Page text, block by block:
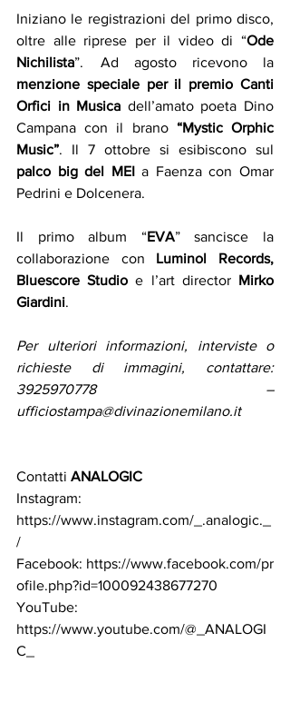
Iniziano le registrazioni del primo disco,
oltre alle riprese per il video di “Ode
Nichilista
menzione speciale per il premio Canti
Orfici in Musica dell’amato poeta Dino
Campana con il brano “Mystic Orphic
Music”
palco big del MEI a Faenza con Omar
Pedrini e Dolcenera.
Il primo album “EVA” sancisce la
collaborazione con Luminol Records,
Bluescore Studio e l’art director Mirko
Giardini.
Per ulteriori informazioni, interviste o
richieste di immagini, contattare:
3925970778 –
ufficiostampa@divinazionemilano.it
Contatti ANALOGIC
https://www.instagram.com/_.analogic._
/
Facebook: https://www.facebook.com/pr
ofile.php?id=100092438677270
https://www.youtube.com/@_ANALOGI
C_